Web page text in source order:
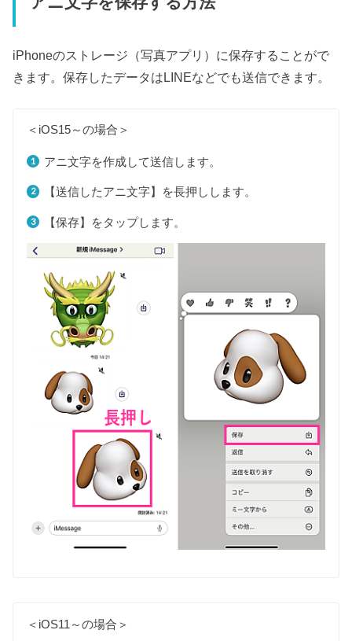
iPhoneのストレージ（写真アプリ）に保存することがで
きます。保存したデータはLINEなどでも送信できます。
＜iOS15～の場合＞
アニ文字を作成して送信します。
【送信したアニ文字】を長押しします。
【保存】をタップします。
＜iOS11～の場合＞